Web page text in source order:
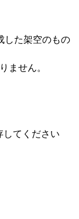
した架空のもの
ません。
てください